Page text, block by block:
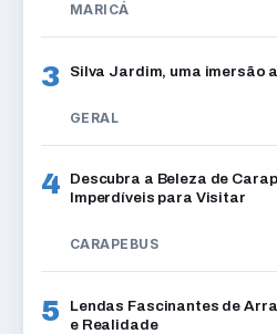
MARICÁ
3 Silva Jardim, uma imersão
GERAL
4
Descubra a Beleza de
Imperdíveis para Visitar
CARAPEBUS
5
Lendas Fascinantes de
e Realidade